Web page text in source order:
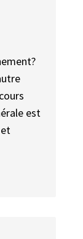
est